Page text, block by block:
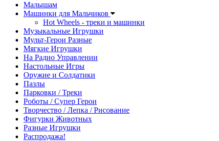
Малышам
Машинки для Мальчиков
Hot Wheels - треки и машинки
Музыкальные Игрушки
Мульт-Герои Разные
Мягкие Игрушки
На Радио Управлении
Настольные Игры
Оружие и Солдатики
Пазлы
Парковки / Треки
Роботы / Супер Герои
Творчество / Лепка / Рисование
Фигурки Животных
Разные Игрушки
Распродажа!